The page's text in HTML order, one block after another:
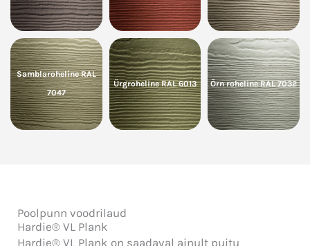
Samblaroheline RAL
7047
Ürgroheline RAL 6013 Õrn roheline RAL 7032
Poolpunn voodrilaud
Hardie® VL Plank
Hardie® VL Plank on saadaval ainult puitu